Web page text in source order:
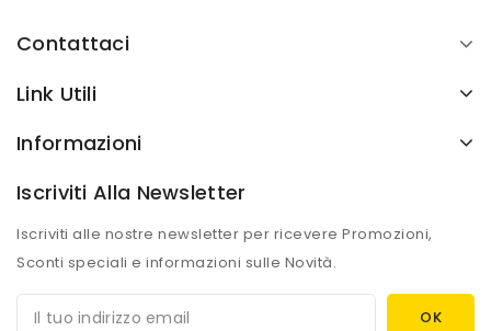
Contattaci
Link Utili
Informazioni
Iscriviti Alla Newsletter
Iscriviti alle nostre newsletter per ricevere Promozioni,
Sconti speciali e informazioni sulle Novità.